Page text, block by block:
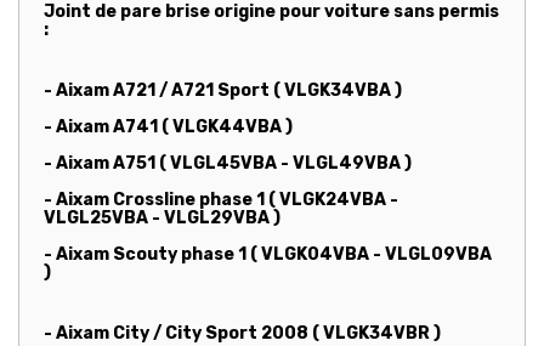
Joint de pare brise origine pour voiture sans permis
:
- Aixam A721 / A721 Sport ( VLGK34VBA )
- Aixam A741 ( VLGK44VBA )
- Aixam A751 ( VLGL45VBA - VLGL49VBA )
- Aixam Crossline phase 1 ( VLGK24VBA -
VLGL25VBA - VLGL29VBA )
- Aixam Scouty phase 1 ( VLGK04VBA - VLGL09VBA
)
- Aixam City / City Sport 2008 ( VLGK34VBR )